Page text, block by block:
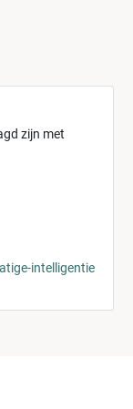
zijn met
intelligentie